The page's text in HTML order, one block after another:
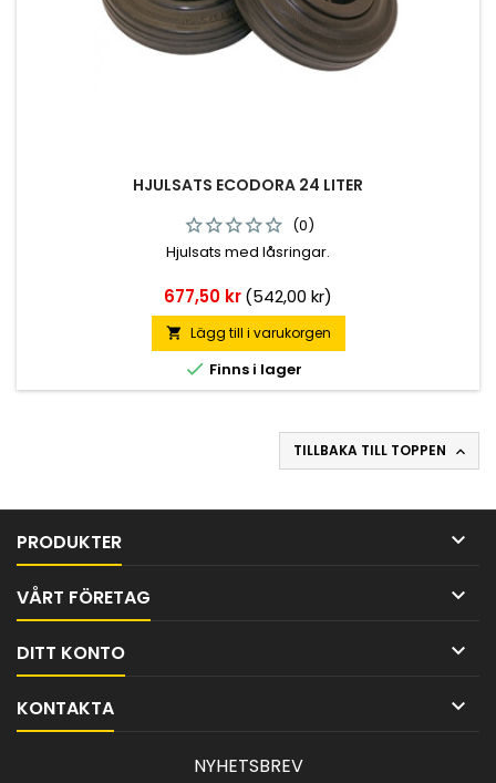
HJULSATS ECODORA 24 LITER
(0)
Hjulsats med låsringar.
Pris
677,50 kr(542,00 kr)
 Lägg till i varukorgen
 Finns i lager
TILLBAKA TILL TOPPEN 
PRODUKTER 
VÅRT FÖRETAG 
DITT KONTO 
KONTAKTA 
NYHETSBREV